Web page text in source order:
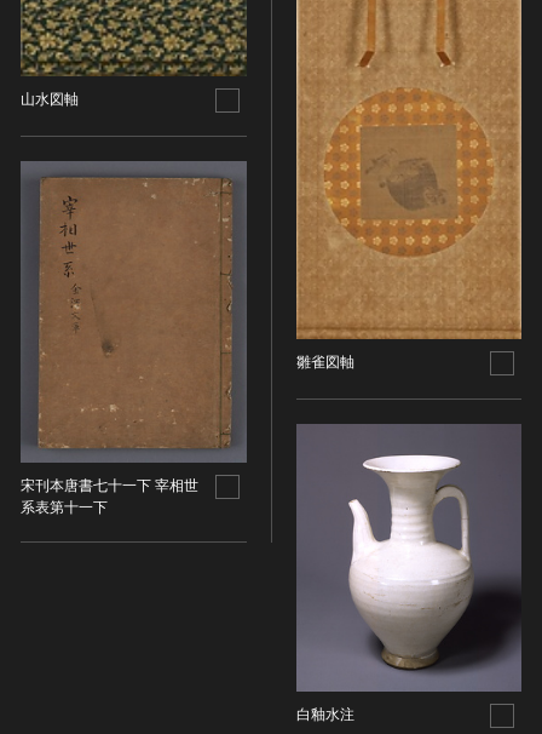
山水図軸
宋刊本唐書七十一下 宰相世
系表第十一下
雛雀図軸
白釉水注
美術工芸品
伝統芸能
工芸技術